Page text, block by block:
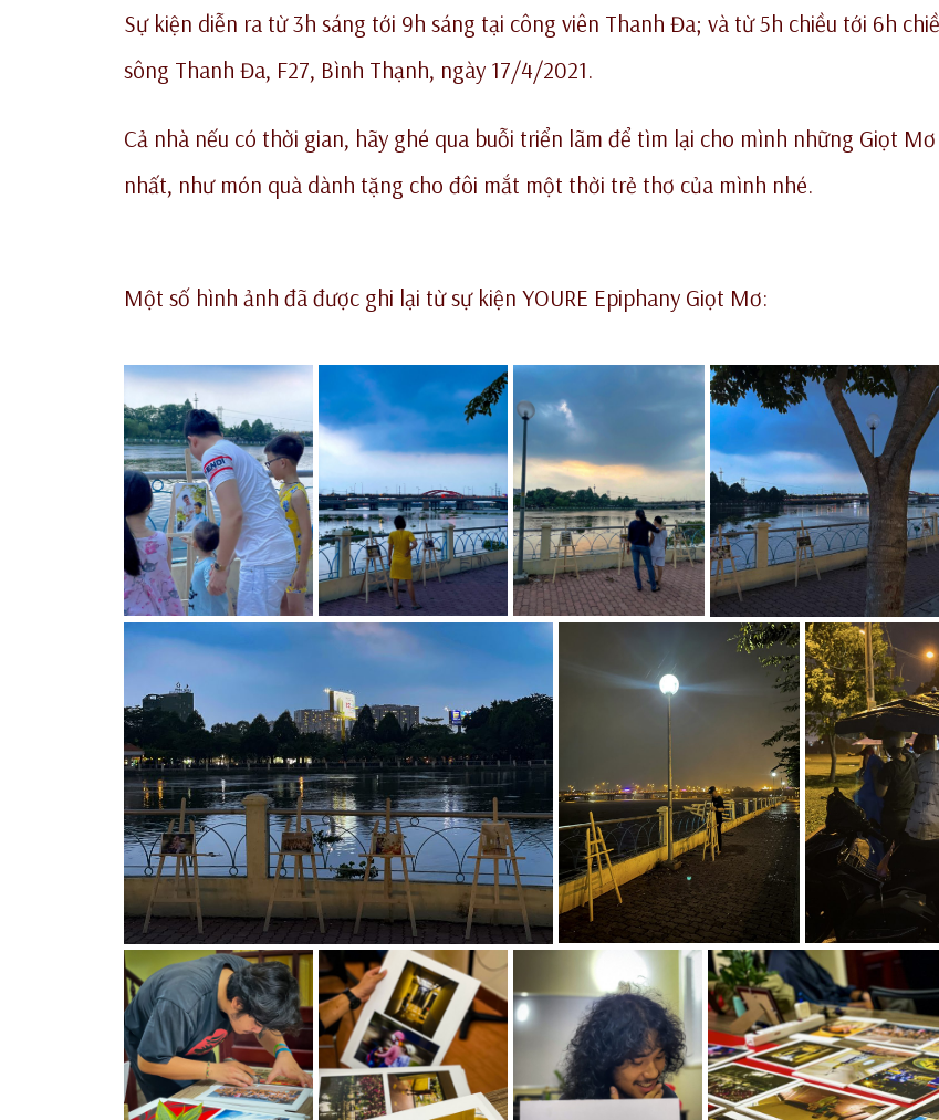
Sự kiện diễn ra từ 3h sáng tới 9h sáng tại công viên Thanh Đa; và từ 5h chiều tới 6h
sông Thanh Đa, F27, Bình Thạnh, ngày 17/4/2021.
Cả nhà nếu có thời gian, hãy ghé qua buỗi triển lãm để tìm lại cho mình những Giọt
nhất, như món quà dành tặng cho đôi mắt một thời trẻ thơ của mình nhé.
Một số hình ảnh đã được ghi lại từ sự kiện YOURE Epiphany Giọt Mơ: